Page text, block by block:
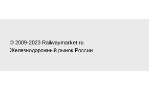
© 2009-2023 Railwaymarket.ru
Железнодорожный рынок России